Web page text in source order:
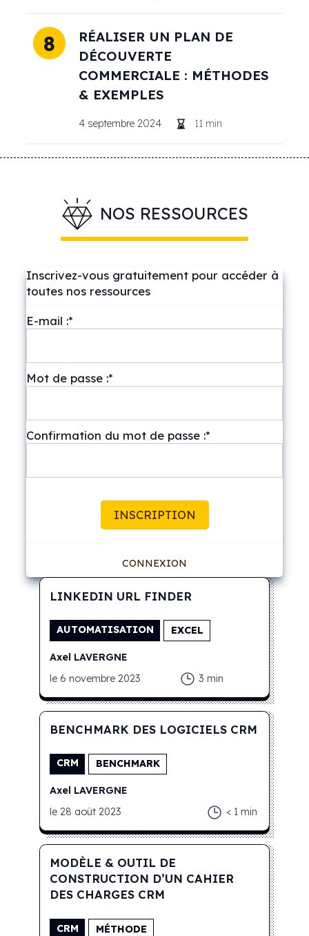
8
RÉALISER UN PLAN DE
DÉCOUVERTE
COMMERCIALE : MÉTHODES
& EXEMPLES
4 septembre 2024 11 min
NOS RESSOURCES
Inscrivez-vous gratuitement pour accéder à
toutes nos ressources
E-mail :*
Mot de passe :*
Confirmation du mot de passe :*
CONNEXION
LINKEDIN URL FINDER
AUTOMATISATION EXCEL
Axel LAVERGNE
le 6 novembre 2023 3 min
BENCHMARK DES LOGICIELS CRM
CRM BENCHMARK
Axel LAVERGNE
le28 août 2023 < 1 min
MODÈLE & OUTIL DE
CONSTRUCTION D’UN CAHIER
DES CHARGES CRM
CRM MÉTHODE